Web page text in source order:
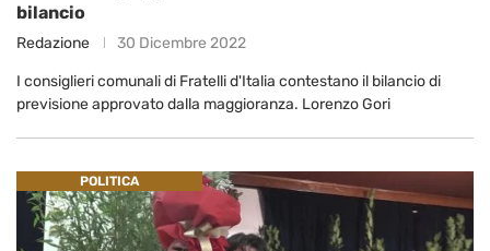
bilancio
Redazione 30 Dicembre 2022
I consiglieri comunali di Fratelli d'Italia contestano il bilancio di
previsione approvato dalla maggioranza. Lorenzo Gori
POLITICA